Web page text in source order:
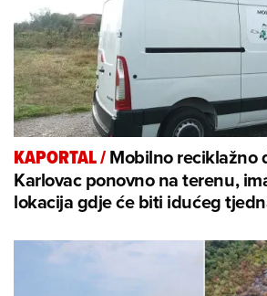
KAPORTAL/Mobilno reciklažno
Karlovac ponovno na terenu,
lokacija gdje će biti idućeg